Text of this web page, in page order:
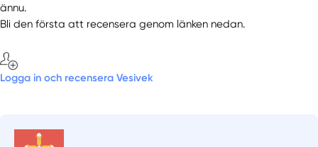
ännu.
Bli den första att recensera genom länken nedan.
Logga in och recensera Vesivek